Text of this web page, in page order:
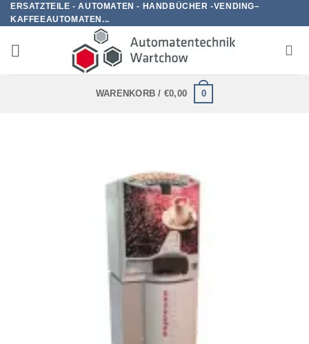
Zum
Inhalt
springen
ERSATZTEILE - AUTOMATEN - HANDBÜCHER -VENDING–
KAFFEEAUTOMATEN...
WARENKORB / €0,00 0